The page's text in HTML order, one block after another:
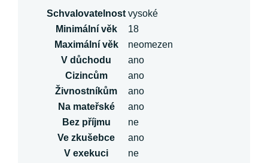
Schvalovatelnost vysoké
Minimální věk
18
Maximální věk
neomezen
V důchodu
ano
Cizincům
ano
Živnostníkům
ano
Na mateřské
ano
Bez příjmu
ne
Ve zkušebce
ano
V exekuci
ne